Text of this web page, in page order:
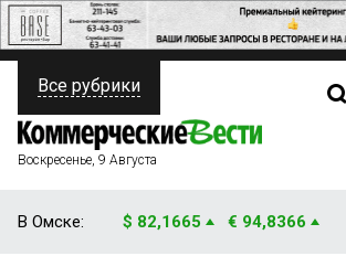
ПОЛИТИКА
ФИНАНСЫ
Все рубрики
Воскресенье, 9 Августа
В Омске: $ 82,1665 € 94,8366